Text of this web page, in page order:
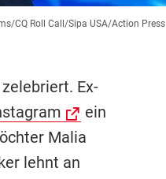
CQ Roll Call/Sipa USA/Action Press
Ex-
ein
Malia
lehnt an